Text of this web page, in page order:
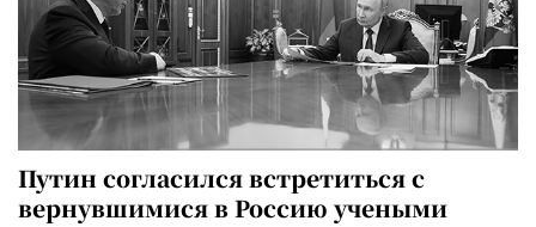
Путин согласился встретиться с
вернувшимися в Россию учеными